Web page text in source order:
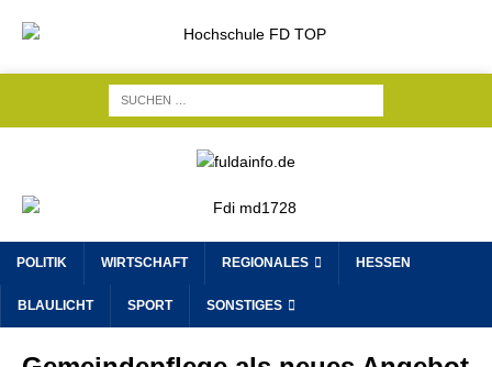
POLITIK WIRTSCHAFT REGIONALES HESSEN
BLAULICHT SPORT SONSTIGES